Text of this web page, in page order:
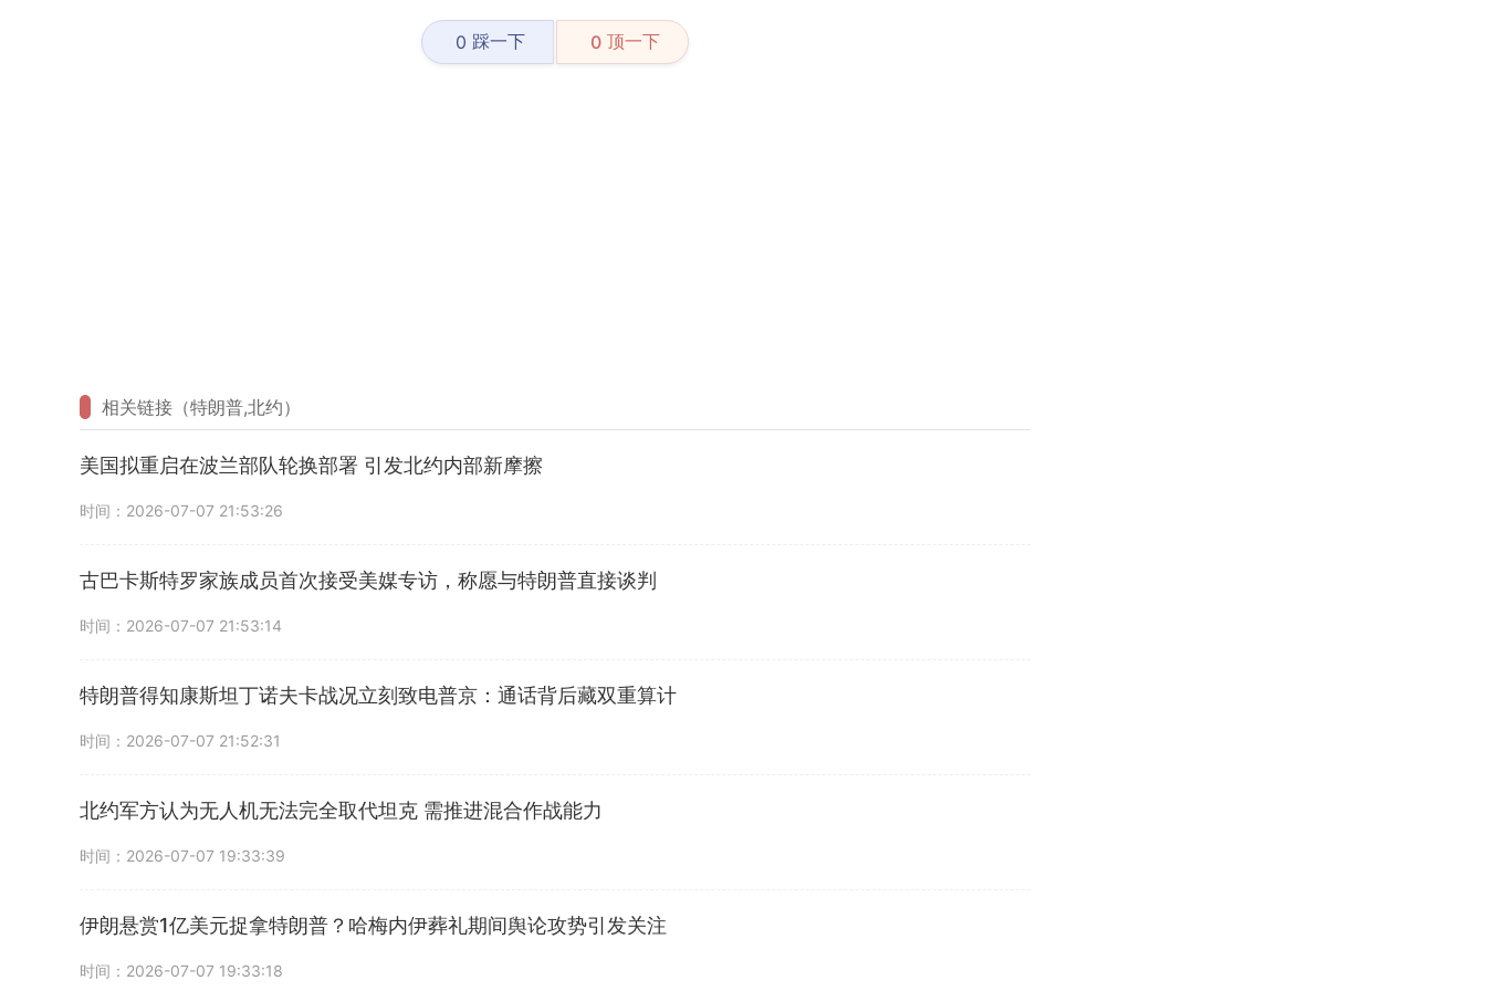
0 踩一下 0 顶一下
相关链接（特朗普,北约）
美国拟重启在波兰部队轮换部署 引发北约内部新摩擦
时间：2026-07-07 21:53:26
古巴卡斯特罗家族成员首次接受美媒专访，称愿与特朗普直接谈判
时间：2026-07-07 21:53:14
特朗普得知康斯坦丁诺夫卡战况立刻致电普京：通话背后藏双重算计
时间：2026-07-07 21:52:31
北约军方认为无人机无法完全取代坦克 需推进混合作战能力
时间：2026-07-07 19:33:39
伊朗悬赏1亿美元捉拿特朗普？哈梅内伊葬礼期间舆论攻势引发关注
时间：2026-07-07 19:33:18